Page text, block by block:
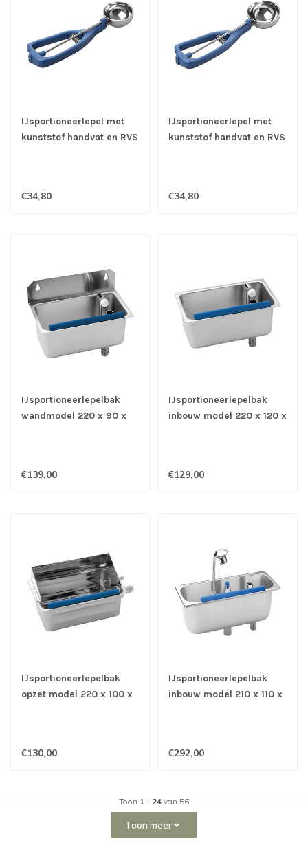
IJsportioneerlepel met
kunststof handvat en RVS
€34,80
IJsportioneerlepel met
kunststof handvat en RVS
€34,80
IJsportioneerlepelbak
wandmodel 220 x 90 x
€139,00
IJsportioneerlepelbak
inbouw model 220 x 120 x
€129,00
IJsportioneerlepelbak
opzet model 220 x 100 x
€130,00
IJsportioneerlepelbak
inbouw model 210 x 110 x
€292,00
Toon 1 - 24 van 56
Toon meer